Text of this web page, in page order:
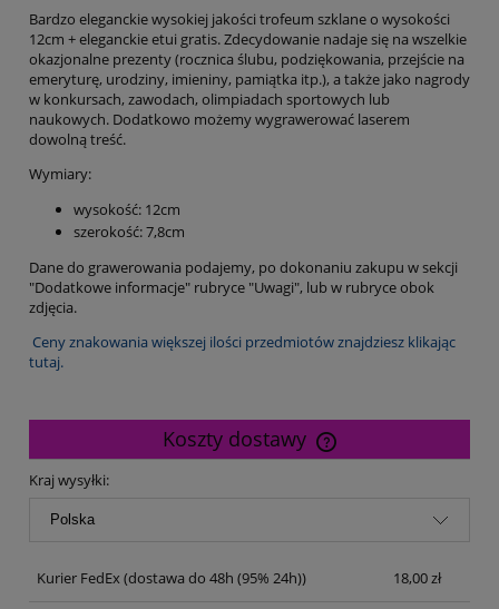
Bardzo eleganckie wysokiej jakości trofeum szklane o wysokości
12cm + eleganckie etui gratis. Zdecydowanie nadaje się na wszelkie
okazjonalne prezenty (rocznica ślubu, podziękowania, przejście na
emeryturę, urodziny, imieniny, pamiątka itp.), a także jako nagrody
w konkursach, zawodach, olimpiadach sportowych lub
naukowych. Dodatkowo możemy wygrawerować laserem
dowolną treść.
Wymiary:
wysokość: 12cm
szerokość: 7,8cm
Dane do grawerowania podajemy, po dokonaniu zakupu w sekcji
"Dodatkowe informacje" rubryce "Uwagi", lub w rubryce obok
zdjęcia.
Ceny znakowania większej ilości przedmiotów znajdziesz klikając
tutaj.
Koszty dostawy
Cena nie zawiera ewentualnych kosztów płatności
Kraj wysyłki:
Kurier FedEx(dostawa do 48h (95% 24h)) 18,00 zł